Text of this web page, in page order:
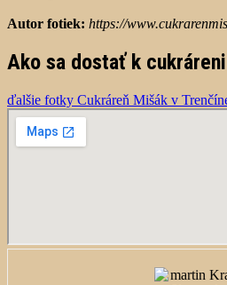
Autor fotiek: https://
Ako sa dostať k
ďalšie fotky Cukráreň Mišák v